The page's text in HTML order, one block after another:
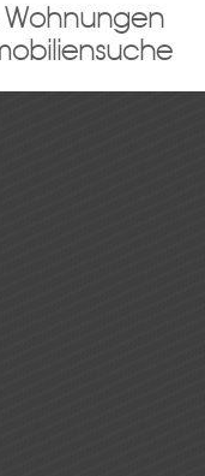
Wohnungen